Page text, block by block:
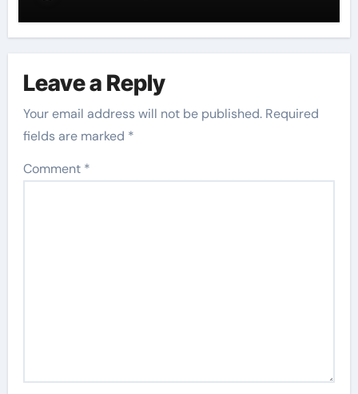
Leave a Reply
Your email address will not be published. Required
fields are marked *
Comment *